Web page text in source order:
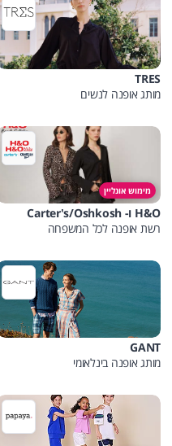
TRES
מותג אופנה לנשים
מימוש אונליין
H&O ו- Carter's/Oshkosh
רשת אופנה לכל המשפחה
GANT
מותג אופנה בינלאומי